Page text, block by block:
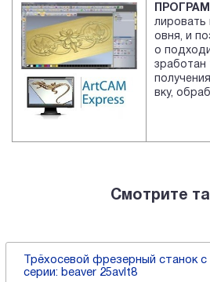
лировать
овня, и
о
зработан
вку,
Смотрите
Трёхосевой фрезерный станок
серии: beaver 25avlt8